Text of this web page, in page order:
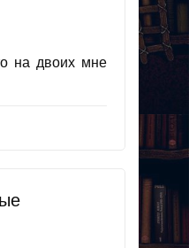
на двоих мне